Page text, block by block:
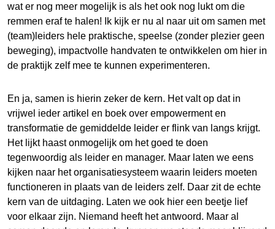
wat er nog meer mogelijk is als het ook nog lukt om die
remmen eraf te halen! Ik kijk er nu al naar uit om samen met
(team)leiders hele praktische, speelse (zonder plezier geen
beweging), impactvolle handvaten te ontwikkelen om hier in
de praktijk zelf mee te kunnen experimenteren.
En ja, samen is hierin zeker de kern. Het valt op dat in
vrijwel ieder artikel en boek over empowerment en
transformatie de gemiddelde leider er flink van langs krijgt.
Het lijkt haast onmogelijk om het goed te doen
tegenwoordig als leider en manager. Maar laten we eens
kijken naar het organisatiesysteem waarin leiders moeten
functioneren in plaats van de leiders zelf. Daar zit de echte
kern van de uitdaging. Laten we ook hier een beetje lief
voor elkaar zijn. Niemand heeft het antwoord. Maar al